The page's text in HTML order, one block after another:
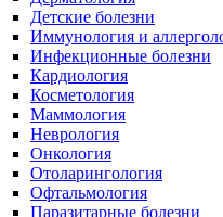
Детские болезни
Иммунология и
Инфекционные болезни
Кардиология
Косметология
Маммология
Неврология
Онкология
Отоларингология
Офтальмология
Паразитарные болезни